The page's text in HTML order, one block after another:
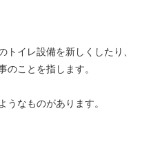
トイレ設備を新しくしたり、
のことを指します。
うなものがあります。